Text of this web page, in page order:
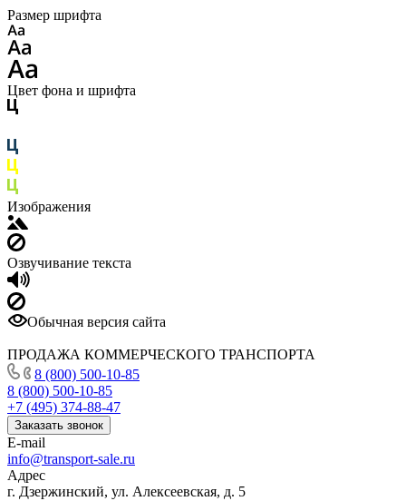
Размер шрифта
Цвет фона и шрифта
Изображения
Озвучивание текста
Обычная версия сайта
ПРОДАЖА КОММЕРЧЕСКОГО ТРАНСПОРТА
8 (800) 500-10-85
8 (800) 500-10-85
+7 (495) 374-88-47
Заказать звонок
E-mail
info@transport-sale.ru
Адрес
г. Дзержинский, ул. Алексеевская, д. 5